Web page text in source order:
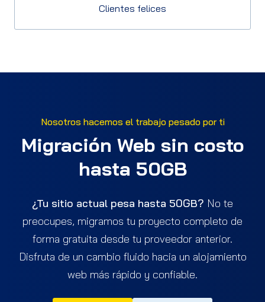
Clientes felices
Nosotros hacemos el trabajo pesado por ti
Migración Web sin costo
hasta 50GB
¿Tu sitio actual pesa hasta 50GB? No te
preocupes, migramos tu proyecto completo de
forma gratuita desde tu proveedor anterior.
Disfruta de un cambio fluido hacia un alojamiento
web más rápido y confiable.